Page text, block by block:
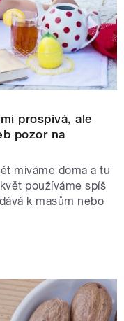
prospívá, ale
pozor na
míváme doma a tu
používáme spíš
k masům nebo